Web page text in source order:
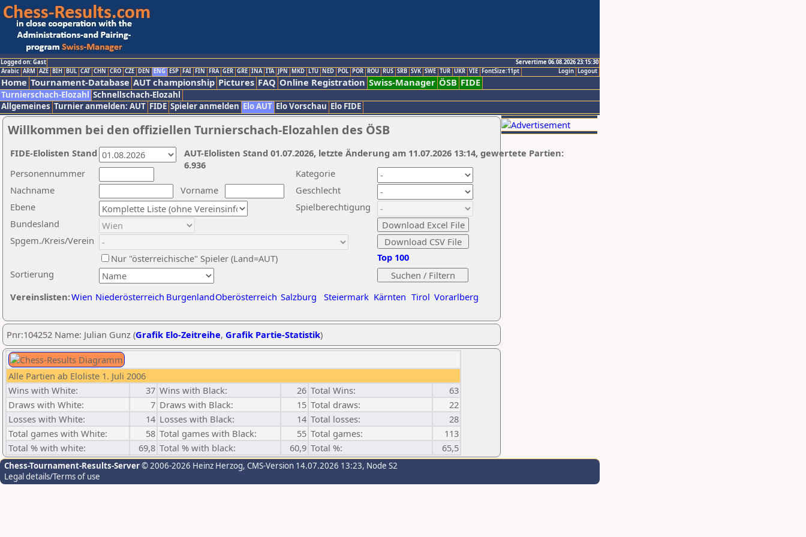
Logged on: Gast
Servertime 06.08.2026 23:15:30
Logout
Login
Arabic ARM AZE BIH BUL CAT CHN CRO CZE DEN ENG ESP FAI FIN FRA GER GRE INA ITA JPN MKD LTU NED POL POR ROU RUS SRB SVK SWE TUR UKR VIE FontSize:11pt
Home Tournament-Database AUT championship Pictures FAQ Online Registration Swiss-Manager ÖSB FIDE
Turnierschach-Elozahl Schnellschach-Elozahl
Allgemeines Turnier anmelden: AUT FIDE Spieler anmelden Elo AUT Elo Vorschau Elo FIDE
Willkommen bei den offiziellen Turnierschach-Elozahlen des ÖSB
Nachname
Vorname
Ebene
Kategorie
Sortierung
Personennummer
Bundesland
Spgem./Kreis/Verein
Geschlecht
Nur "österreichische" Spieler (Land=AUT)
Spielberechtigung
Vereinslisten:Wien Niederösterreich BurgenlandOberösterreich Salzburg Steiermark Kärnten Tirol Vorarlberg
Top 100
AUT-Elolisten Stand 01.07.2026, letzte Änderung am 11.07.2026 13:14, gewertete Partien:
6.936
FIDE-Elolisten Stand
Pnr:104252 Name: Julian Gunz (Grafik Elo-Zeitreihe, Grafik Partie-Statistik)
Alle Partien ab Eloliste 1. Juli 2006
Wins with White:
37 Wins with Black: 26 Total Wins:
63
Draws with White:
7 Draws with Black: 15 Total draws:
22
Losses with White:
14 Losses with Black: 14 Total losses:
28
Total games with White:
58 Total games with Black: 55 Total games:
113
Total % with white:
69,8 Total % with black: 60,9 Total %: 65,5
Chess-Tournament-Results-Server© 2006-2026 Heinz Herzog, CMS-Version 14.07.2026 13:23, Node S2
Legal details/Terms of use